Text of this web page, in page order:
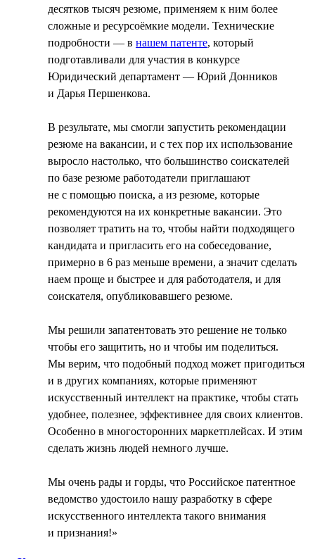
десятков тысяч резюме, применяем к ним более
сложные и ресурсоёмкие модели. Технические
подробности — в нашем патенте, который
подготавливали для участия в конкурсе
Юридический департамент — Юрий Донников
и Дарья Першенкова.
В результате, мы смогли запустить рекомендации
резюме на вакансии, и с тех пор их использование
выросло настолько, что большинство соискателей
по базе резюме работодатели приглашают
не с помощью поиска, а из резюме, которые
рекомендуются на их конкретные вакансии. Это
позволяет тратить на то, чтобы найти подходящего
кандидата и пригласить его на собеседование,
примерно в 6 раз меньше времени, а значит сделать
наем проще и быстрее и для работодателя, и для
соискателя, опубликовавшего резюме.
Мы решили запатентовать это решение не только
чтобы его защитить, но и чтобы им поделиться.
Мы верим, что подобный подход может пригодиться
и в других компаниях, которые применяют
искусственный интеллект на практике, чтобы стать
удобнее, полезнее, эффективнее для своих клиентов.
Особенно в многосторонних маркетплейсах. И этим
сделать жизнь людей немного лучше.
Мы очень рады и горды, что Российское патентное
ведомство удостоило нашу разработку в сфере
искусственного интеллекта такого внимания
и признания!»